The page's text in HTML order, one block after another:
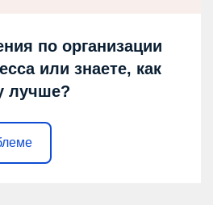
по организации
или знаете, как
лучше?